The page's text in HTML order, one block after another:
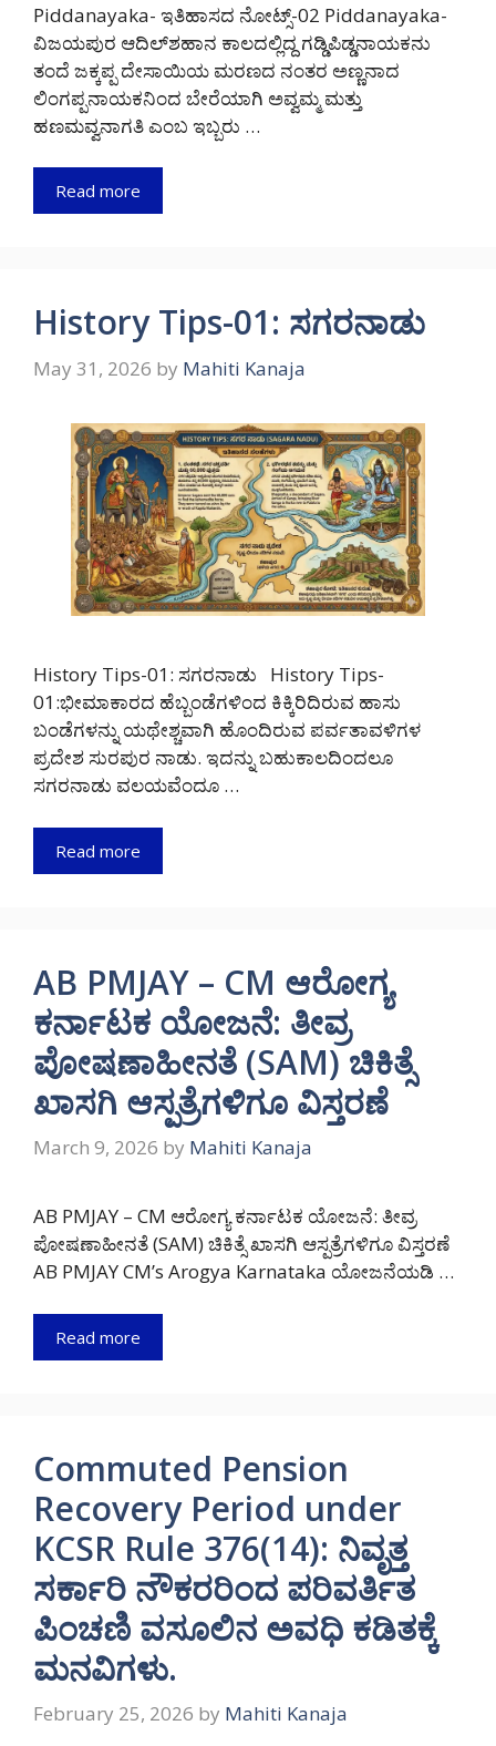
Piddanayaka- ಇತಿಹಾಸದ ನೋಟ್ಸ್-02 Piddanayaka-
ವಿಜಯಪುರ ಆದಿಲ್‌ಶಹಾನ ಕಾಲದಲ್ಲಿದ್ದ ಗಡ್ಡಿಪಿಡ್ಡನಾಯಕನು
ತಂದೆ ಜಕ್ಕಪ್ಪ ದೇಸಾಯಿಯ ಮರಣದ ನಂತರ ಅಣ್ಣನಾದ
ಲಿಂಗಪ್ಪನಾಯಕನಿಂದ ಬೇರೆಯಾಗಿ ಅವ್ವಮ್ಮ ಮತ್ತು
ಹಣಮವ್ವನಾಗತಿ ಎಂಬ ಇಬ್ಬರು …
Read more
History Tips-01: ಸಗರನಾಡು
May 31, 2026 by Mahiti Kanaja
History Tips-01: ಸಗರನಾಡು History Tips-
01:ಭೀಮಾಕಾರದ ಹೆಬ್ಬಂಡೆಗಳಿಂದ ಕಿಕ್ಕಿರಿದಿರುವ ಹಾಸು
ಬಂಡೆಗಳನ್ನು ಯಥೇಶ್ಚವಾಗಿ ಹೊಂದಿರುವ ಪರ್ವತಾವಳಿಗಳ
ಪ್ರದೇಶ ಸುರಪುರ ನಾಡು. ಇದನ್ನು ಬಹುಕಾಲದಿಂದಲೂ
ಸಗರನಾಡು ವಲಯವೆಂದೂ …
Read more
AB PMJAY – CM ಆರೋಗ್ಯ
ಕರ್ನಾಟಕ ಯೋಜನೆ: ತೀವ್ರ
ಪೋಷಣಾಹೀನತೆ (SAM) ಚಿಕಿತ್ಸೆ
ಖಾಸಗಿ ಆಸ್ಪತ್ರೆಗಳಿಗೂ ವಿಸ್ತರಣೆ
March 9, 2026 by Mahiti Kanaja
AB PMJAY – CM ಆರೋಗ್ಯ ಕರ್ನಾಟಕ ಯೋಜನೆ: ತೀವ್ರ
ಪೋಷಣಾಹೀನತೆ (SAM) ಚಿಕಿತ್ಸೆ ಖಾಸಗಿ ಆಸ್ಪತ್ರೆಗಳಿಗೂ ವಿಸ್ತರಣೆ
AB PMJAY CM’s Arogya Karnataka ಯೋಜನೆಯಡಿ …
Read more
Commuted Pension
Recovery Period under
KCSR Rule 376(14): ನಿವೃತ್ತ
ಸರ್ಕಾರಿ ನೌಕರರಿಂದ ಪರಿವರ್ತಿತ
ಪಿಂಚಣಿ ವಸೂಲಿನ ಅವಧಿ ಕಡಿತಕ್ಕೆ
ಮನವಿಗಳು.
February 25, 2026 by Mahiti Kanaja